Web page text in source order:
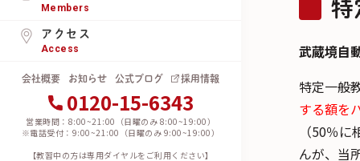
Members
アクセス
Access
会社概要 お知らせ 公式ブログ 採用情報
0120-15-6343
営業時間：8:00~21:00（日曜のみ 8:00~19:00）
※電話受付：9:00~21:00（日曜のみ 9:00~19:00）
【教習中の方は専用ダイヤルをご利用ください】
特
武蔵境自
特定一般
する額を
（50％
んが、当